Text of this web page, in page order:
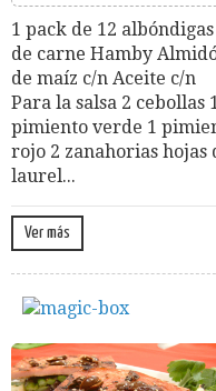
1 pack de 12 albóndigas
de carne Hamby
de maíz c/n Aceite c/n
Para la salsa 2 cebollas
pimiento verde 1
rojo 2 zanahorias hojas
laurel...
Ver más